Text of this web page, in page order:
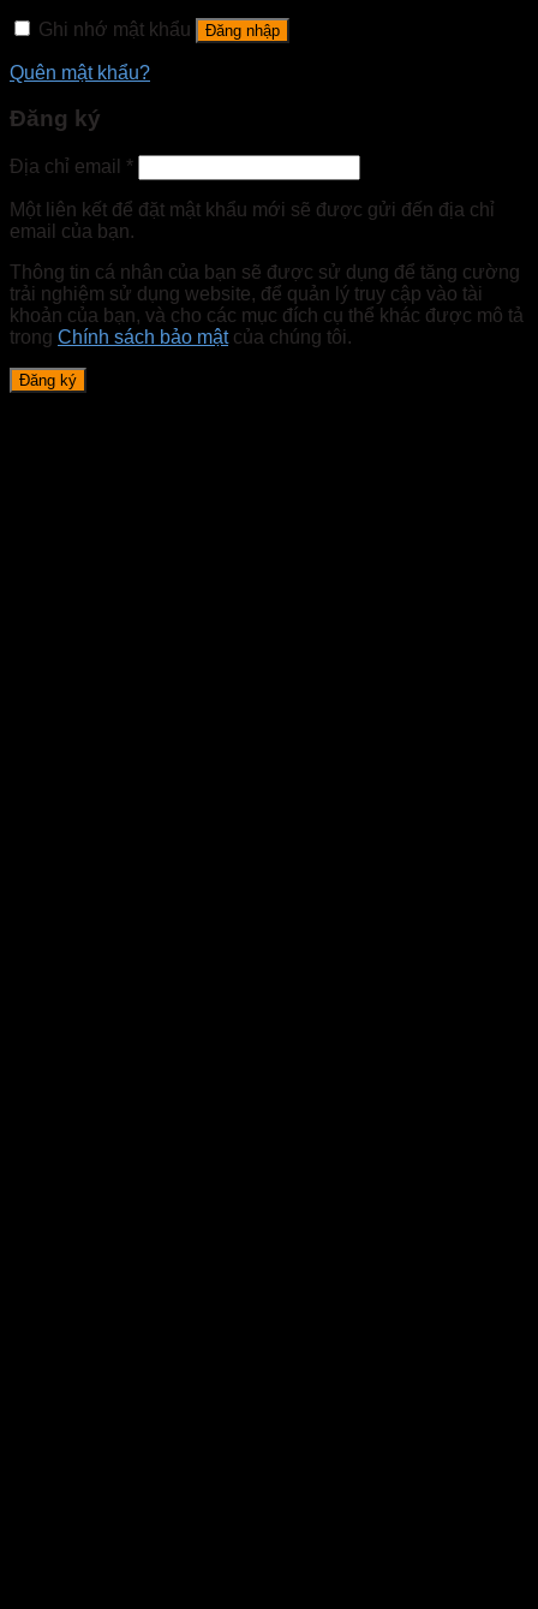
Ghi nhớ mật khẩu Đăng nhập
Quên mật khẩu?
Đăng ký
Địa chỉ email *
Một liên kết để đặt mật khẩu mới sẽ được gửi đến địa chỉ
email của bạn.
Thông tin cá nhân của bạn sẽ được sử dụng để tăng cường
trải nghiệm sử dụng website, để quản lý truy cập vào tài
khoản của bạn, và cho các mục đích cụ thể khác được mô tả
trong Chính sách bảo mậtcủa chúng tôi.
Đăng ký